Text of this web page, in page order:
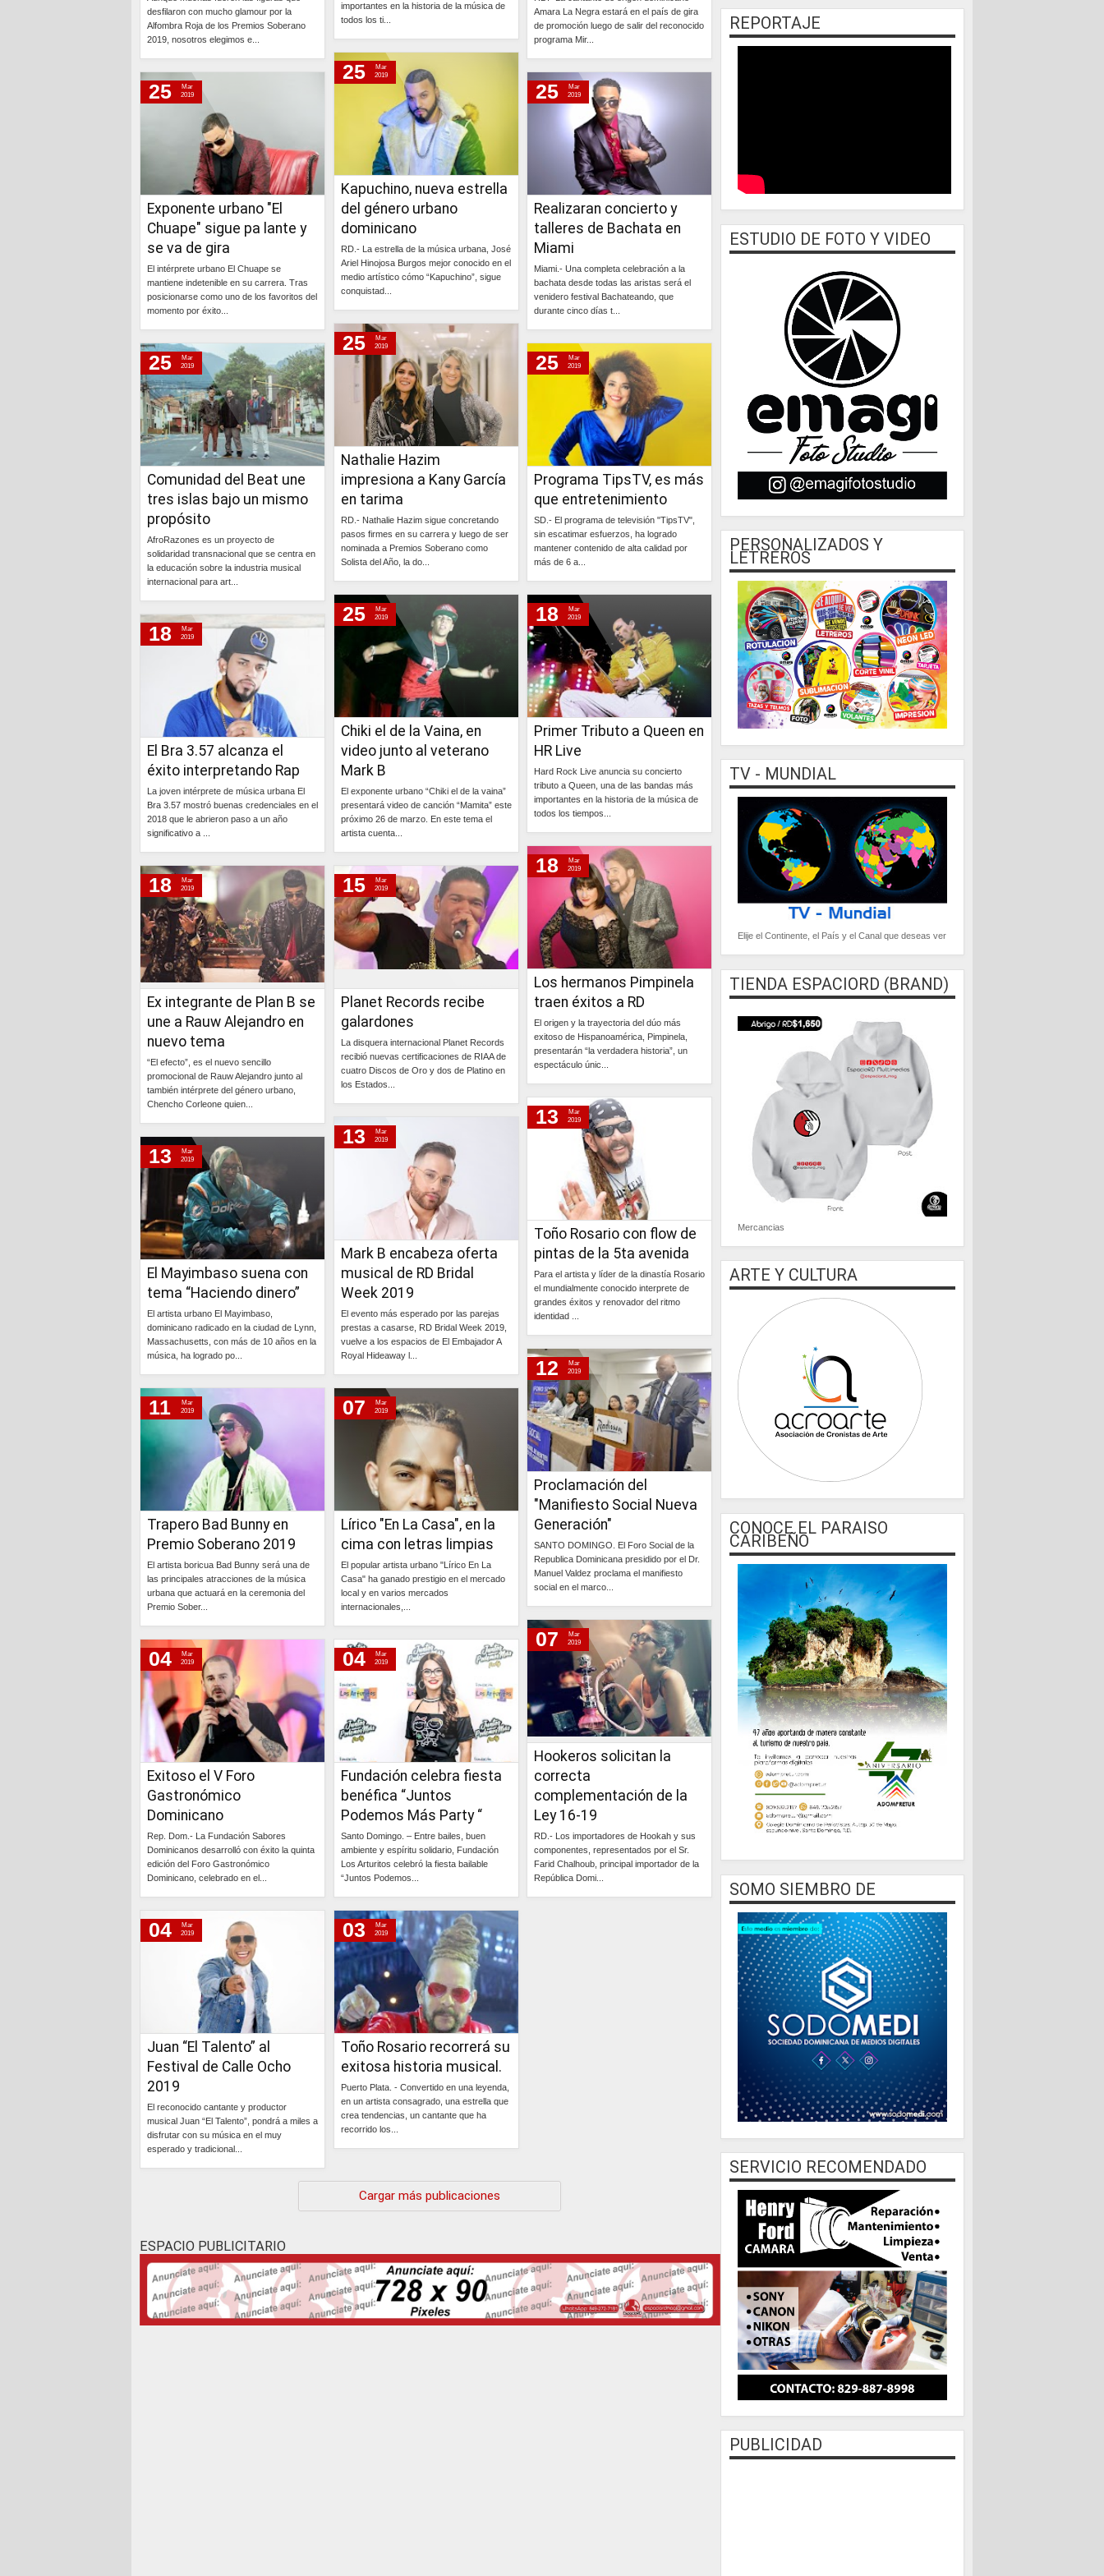
desfilaron con mucho glamour por la
Alfombra Roja de los Premios Soberano
2019, nosotros elegimos e...
importantes en la historia de la música de
todos los ti...
Amara La Negra estará en el país de gira
de promoción luego de salir del reconocido
programa Mir...
Kapuchino, nueva estrella
del género urbano
dominicano
RD.- La estrella de la música urbana, José
Ariel Hinojosa Burgos mejor conocido en el
medio artístico cómo “Kapuchino”, sigue
conquistad...
25
Mar
2019
Exponente urbano "El
Chuape" sigue pa lante y
se va de gira
El intérprete urbano El Chuape se
mantiene indetenible en su carrera. Tras
posicionarse como uno de los favoritos del
momento por éxito...
25
Mar
2019
Realizaran concierto y
talleres de Bachata en
Miami
Miami.- Una completa celebración a la
bachata desde todas las aristas será el
venidero festival Bachateando, que
durante cinco días t...
25
Mar
2019
Nathalie Hazim
impresiona a Kany García
en tarima
RD.- Nathalie Hazim sigue concretando
pasos firmes en su carrera y luego de ser
nominada a Premios Soberano como
Solista del Año, la do...
25
Mar
2019
Comunidad del Beat une
tres islas bajo un mismo
propósito
AfroRazones es un proyecto de
solidaridad transnacional que se centra en
la educación sobre la industria musical
internacional para art...
25
Mar
2019
Programa TipsTV, es más
que entretenimiento
SD.- El programa de televisión "TipsTV",
sin escatimar esfuerzos, ha logrado
mantener contenido de alta calidad por
más de 6 a...
25
Mar
2019
Chiki el de la Vaina, en
video junto al veterano
Mark B
El exponente urbano “Chiki el de la vaina”
presentará video de canción “Mamita” este
próximo 26 de marzo. En este tema el
artista cuenta...
25
Mar
2019
Primer Tributo a Queen en
HR Live
Hard Rock Live anuncia su concierto
tributo a Queen, una de las bandas más
importantes en la historia de la música de
todos los tiempos...
18
Mar
2019
El Bra 3.57 alcanza el
éxito interpretando Rap
La joven intérprete de música urbana El
Bra 3.57 mostró buenas credenciales en el
2018 que le abrieron paso a un año
significativo a ...
18
Mar
2019
Los hermanos Pimpinela
traen éxitos a RD
El origen y la trayectoria del dúo más
exitoso de Hispanoamérica, Pimpinela,
presentarán “la verdadera historia”, un
espectáculo únic...
18
Mar
2019
Ex integrante de Plan B se
une a Rauw Alejandro en
nuevo tema
“El efecto”, es el nuevo sencillo
promocional de Rauw Alejandro junto al
también intérprete del género urbano,
Chencho Corleone quien...
18
Mar
2019
Planet Records recibe
galardones
La disquera internacional Planet Records
recibió nuevas certificaciones de RIAA de
cuatro Discos de Oro y dos de Platino en
los Estados...
15
Mar
2019
Toño Rosario con flow de
pintas de la 5ta avenida
Para el artista y líder de la dinastía Rosario
el mundialmente conocido interprete de
grandes éxitos y renovador del ritmo
identidad ...
13
Mar
2019
Mark B encabeza oferta
musical de RD Bridal
Week 2019
El evento más esperado por las parejas
prestas a casarse, RD Bridal Week 2019,
vuelve a los espacios de El Embajador A
Royal Hideaway l...
13
Mar
2019
El Mayimbaso suena con
tema “Haciendo dinero”
El artista urbano El Mayimbaso,
dominicano radicado en la ciudad de Lynn,
Massachusetts, con más de 10 años en la
música, ha logrado po...
13
Mar
2019
Proclamación del
"Manifiesto Social Nueva
Generación"
SANTO DOMINGO. El Foro Social de la
Republica Dominicana presidido por el Dr.
Manuel Valdez proclama el manifiesto
social en el marco...
12
Mar
2019
Trapero Bad Bunny en
Premio Soberano 2019
El artista boricua Bad Bunny será una de
las principales atracciones de la música
urbana que actuará en la ceremonia del
Premio Sober...
11
Mar
2019
Lírico "En La Casa", en la
cima con letras limpias
El popular artista urbano "Lírico En La
Casa" ha ganado prestigio en el mercado
local y en varios mercados
internacionales,...
07
Mar
2019
Hookeros solicitan la
correcta
complementación de la
Ley 16-19
RD.- Los importadores de Hookah y sus
componentes, representados por el Sr.
Farid Chalhoub, principal importador de la
República Domi...
07
Mar
2019
Exitoso el V Foro
Gastronómico
Dominicano
Rep. Dom.- La Fundación Sabores
Dominicanos desarrolló con éxito la quinta
edición del Foro Gastronómico
Dominicano, celebrado en el...
04
Mar
2019
Fundación celebra fiesta
benéfica “Juntos
Podemos Más Party “
Santo Domingo. – Entre bailes, buen
ambiente y espíritu solidario, Fundación
Los Arturitos celebró la fiesta bailable
“Juntos Podemos...
04
Mar
2019
Juan “El Talento” al
Festival de Calle Ocho
2019
El reconocido cantante y productor
musical Juan “El Talento”, pondrá a miles a
disfrutar con su música en el muy
esperado y tradicional...
04
Mar
2019
domingo, 3 de marzo de 2019
Toño Rosario recorrerá su
exitosa historia musical.
Puerto Plata. - Convertido en una leyenda,
en un artista consagrado, una estrella que
crea tendencias, un cantante que ha
recorrido los...
03
Mar
2019
Cargar más publicaciones
ESPACIO PUBLICITARIO
REPORTAJE
ESTUDIO DE FOTO Y VIDEO
PERSONALIZADOS Y
LETREROS
TV - MUNDIAL
Elije el Continente, el País y el Canal que deseas ver
TIENDA ESPACIORD (BRAND)
Mercancias
ARTE Y CULTURA
CONOCE EL PARAISO
CARIBEÑO
SOMO SIEMBRO DE
SERVICIO RECOMENDADO
PUBLICIDAD